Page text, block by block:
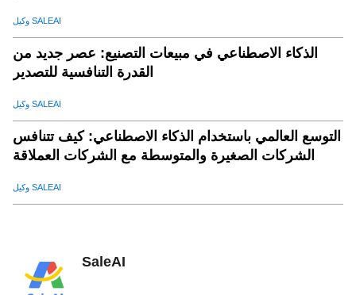
وكيل SALEAI
الذكاء الاصطناعي في مبيعات التصنيع: عصر جديد من
القدرة التنافسية للتصدير
وكيل SALEAI
التوسع العالمي باستخدام الذكاء الاصطناعي: كيف تتنافس
الشركات الصغيرة والمتوسطة مع الشركات العملاقة
وكيل SALEAI
SaleAI